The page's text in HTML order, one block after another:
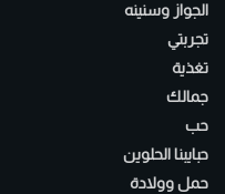
الجواز وسنينه
تجربتي
تغذية
جمالك
حب
حبايبنا الحلوين
حمل وولادة